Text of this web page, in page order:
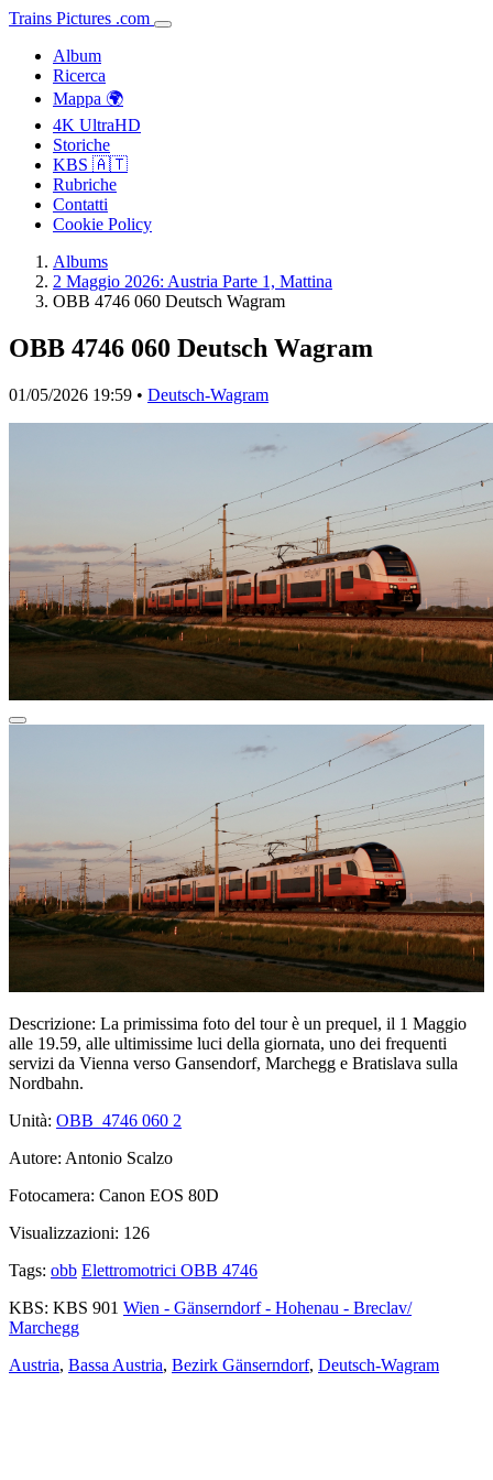
Trains Pictures .com
Album
Ricerca
Mappa 🌍
4K UltraHD
Storiche
KBS 🇦🇹
Rubriche
Contatti
Cookie Policy
Albums
2 Maggio 2026: Austria Parte 1, Mattina
OBB 4746 060 Deutsch Wagram
OBB 4746 060 Deutsch Wagram
01/05/2026 19:59 • Deutsch-Wagram
Descrizione: La primissima foto del tour è un prequel, il 1 Maggio
alle 19.59, alle ultimissime luci della giornata, uno dei frequenti
servizi da Vienna verso Gansendorf, Marchegg e Bratislava sulla
Nordbahn.
Unità: OBB_4746 060 2
Autore: Antonio Scalzo
Fotocamera: Canon EOS 80D
Visualizzazioni: 126
Tags: obb Elettromotrici OBB 4746
KBS: KBS 901 Wien - Gänserndorf - Hohenau - Breclav/
Marchegg
Austria, Bassa Austria, Bezirk Gänserndorf, Deutsch-Wagram